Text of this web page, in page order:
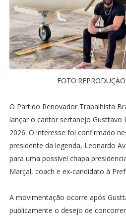
FOTO:REPRODUÇÃO
O Partido Renovador Trabalhista
lançar o cantor sertanejo Gusttavo
2026. O interesse foi confirmado
presidente da legenda, Leonardo
para uma possível chapa
Marçal, coach e ex-candidato à
A movimentação ocorre após
publicamente o desejo de